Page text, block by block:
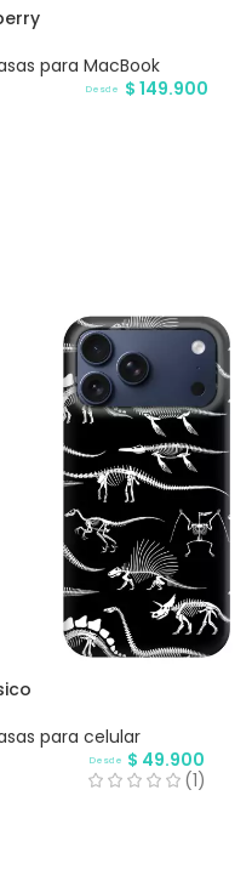
para MacBook
Desde $ 149.900
para celular
Desde $ 49.900
(1)